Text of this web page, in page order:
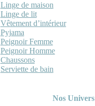
Linge de maison
Linge de lit
Vêtement d’intérieur
Pyjama
Peignoir Femme
Peignoir Homme
Chaussons
Serviette de bain
Nos Univers